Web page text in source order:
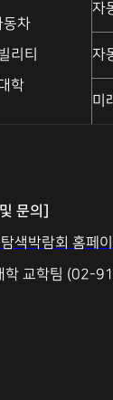
동차
리티
학
자
자
미
문의]
색박람회 홈페이
학 교학팀 (02-